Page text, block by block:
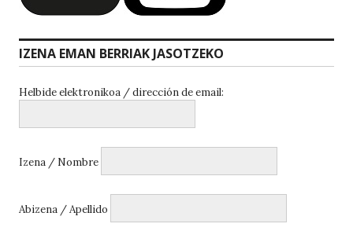
IZENA EMAN BERRIAK JASOTZEKO
Helbide elektronikoa / dirección de email:
Izena / Nombre
Abizena / Apellido